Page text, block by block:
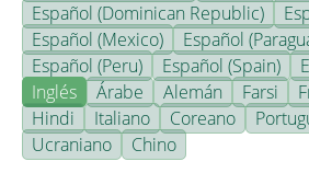
Español (Dominican Republic)
Español (Mexico)
Español
Español (Peru)
Español (Spain)
Inglés
Árabe Alemán Farsi
Hindi
Italiano Coreano
Ucraniano
Chino